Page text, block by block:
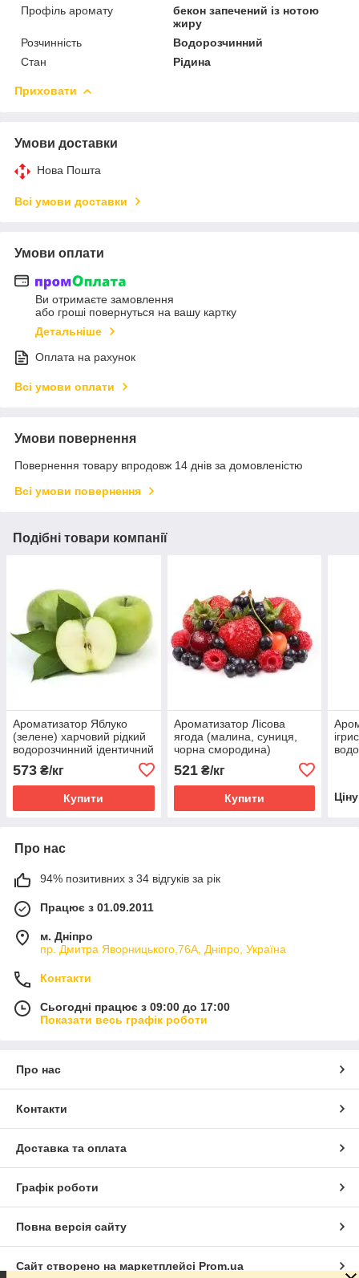
Профіль аромату
бекон запечений із нотою
жиру
Розчинність
Водорозчинний
Стан
Рідина
Приховати
Умови доставки
Нова Пошта
Всі умови доставки
Умови оплати
Ви отримаєте замовлення
або гроші повернуться на вашу картку
Детальніше
Оплата на рахунок
Всі умови оплати
Умови повернення
Повернення товару впродовж 14 днів за домовленістю
Всі умови повернення
Подібні товари компанії
Ароматизатор Яблуко
(зелене) харчовий рідкий
водорозчинний ідентичний
573 ₴/кг
Купити
Ароматизатор Лісова
ягода (малина, суниця,
чорна смородина)
водорозчинний ідентичний
натуральному
521₴/кг
Купити
Про нас
94% позитивних з 34 відгуків за рік
Працює з 01.09.2011
м. Дніпро
пр. Дмитра Яворницького,76А, Дніпро, Україна
Контакти
Сьогодні працює з 09:00 до 17:00
Показати весь графік роботи
Про нас
Контакти
Доставка та оплата
Графік роботи
Повна версія сайту
Сайт створено на маркетплейсі Prom.ua